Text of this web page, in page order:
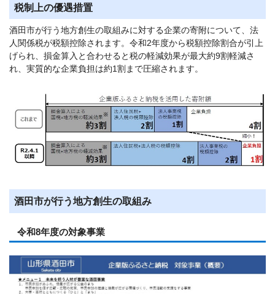
税制上の優遇措置
酒田市が行う地方創生の取組みに対する企業の寄附について、法
人関係税が税額控除されます。令和2年度から税額控除割合が引上
げられ、損金算入と合わせると税の軽減効果が最大約9割軽減さ
れ、実質的な企業負担は約1割まで圧縮されます。
酒田市が行う地方創生の取組み
令和8年度の対象事業